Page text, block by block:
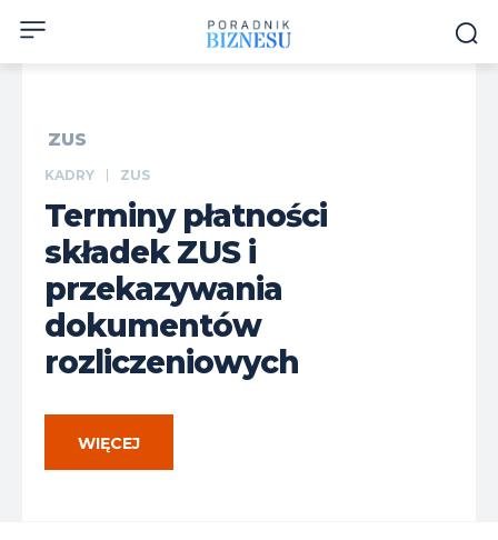
ZUS
KADRY ZUS
Terminy płatności
składek ZUS i
przekazywania
dokumentów
rozliczeniowych
WIĘCEJ